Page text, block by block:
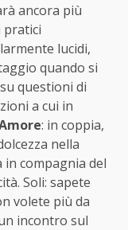
ancora più
pratici
lucidi,
quando si
questioni di
a cui in
: in coppia,
nella
compagnia del
Soli: sapete
volete più da
incontro sul